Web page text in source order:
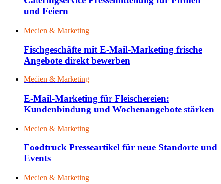
und Feiern
Medien & Marketing
Fischgeschäfte mit E-Mail-Marketing frische
Angebote direkt bewerben
Medien & Marketing
E-Mail-Marketing für Fleischereien:
Kundenbindung und Wochenangebote stärken
Medien & Marketing
Foodtruck Presseartikel für neue Standorte und
Events
Medien & Marketing